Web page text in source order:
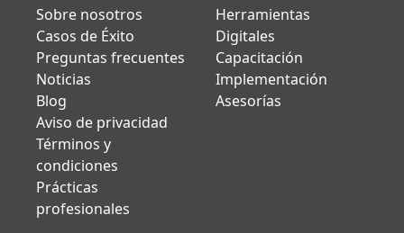
Sobre nosotros
Casos de Éxito
Preguntas frecuentes
Noticias
Blog
Aviso de privacidad
Términos y
condiciones
Prácticas
profesionales
Herramientas
Digitales
Capacitación
Implementación
Asesorías